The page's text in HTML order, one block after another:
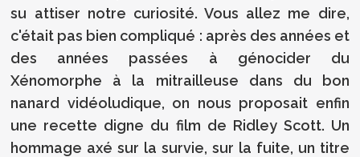
su attiser notre curiosité. Vous allez me dire,
c'était pas bien compliqué : après des années et
des années passées à génocider du
Xénomorphe à la mitrailleuse dans du bon
nanard vidéoludique, on nous proposait enfin
une recette digne du film de Ridley Scott. Un
hommage axé sur la survie, sur la fuite, un titre